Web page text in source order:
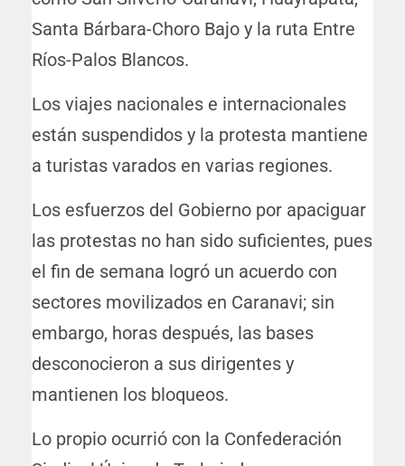
Santa Bárbara-Choro Bajo y la ruta Entre
Ríos-Palos Blancos.
Los viajes nacionales e internacionales
están suspendidos y la protesta mantiene
a turistas varados en varias regiones.
Los esfuerzos del Gobierno por apaciguar
las protestas no han sido suficientes, pues
el fin de semana logró un acuerdo con
sectores movilizados en Caranavi; sin
embargo, horas después, las bases
desconocieron a sus dirigentes y
mantienen los bloqueos.
Lo propio ocurrió con la Confederación